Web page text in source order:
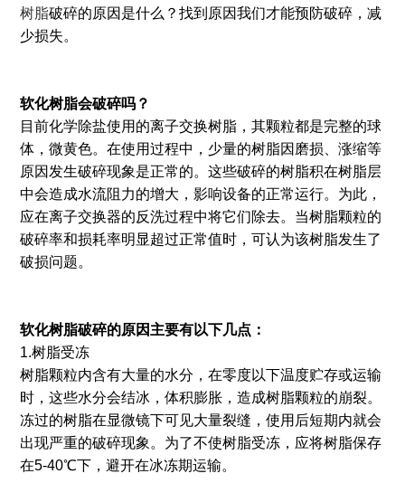
树脂破碎的原因是什么？找到原因我们才能预防破碎，减
少损失。
软化树脂会破碎吗？
目前化学除盐使用的离子交换树脂，其颗粒都是完整的球
体，微黄色。在使用过程中，少量的树脂因磨损、涨缩等
原因发生破碎现象是正常的。这些破碎的树脂积在树脂层
中会造成水流阻力的增大，影响设备的正常运行。为此，
应在离子交换器的反洗过程中将它们除去。当树脂颗粒的
破碎率和损耗率明显超过正常值时，可认为该树脂发生了
破损问题。
软化树脂破碎的原因主要有以下几点：
1.树脂受冻
树脂颗粒内含有大量的水分，在零度以下温度贮存或运输
时，这些水分会结冰，体积膨胀，造成树脂颗粒的崩裂。
冻过的树脂在显微镜下可见大量裂缝，使用后短期内就会
出现严重的破碎现象。为了不使树脂受冻，应将树脂保存
在5-40℃下，避开在冰冻期运输。